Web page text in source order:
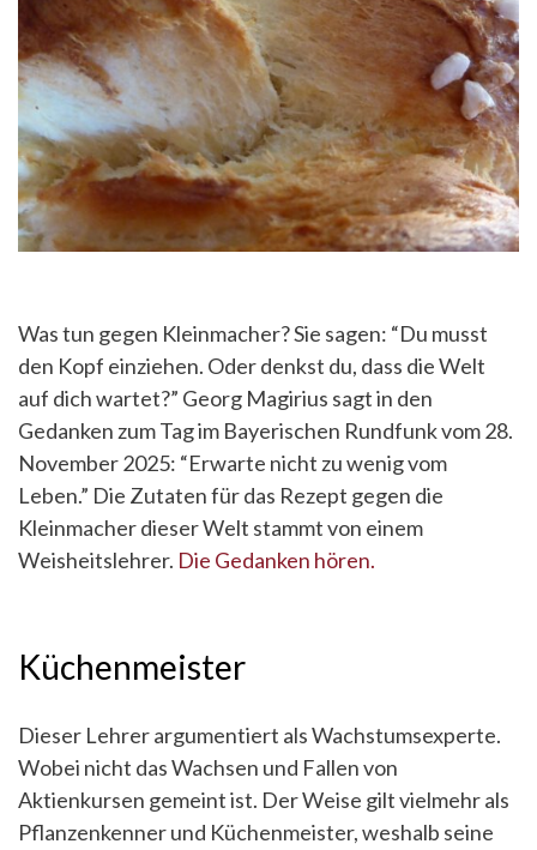
Was tun gegen Kleinmacher? Sie sagen: “Du musst
den Kopf einziehen. Oder denkst du, dass die Welt
auf dich wartet?” Georg Magirius sagt in den
Gedanken zum Tag im Bayerischen Rundfunk vom 28.
November 2025: “Erwarte nicht zu wenig vom
Leben.” Die Zutaten für das Rezept gegen die
Kleinmacher dieser Welt stammt von einem
Weisheitslehrer. Die Gedanken hören.
Küchenmeister
Dieser Lehrer argumentiert als Wachstumsexperte.
Wobei nicht das Wachsen und Fallen von
Aktienkursen gemeint ist. Der Weise gilt vielmehr als
Pflanzenkenner und Küchenmeister, weshalb seine